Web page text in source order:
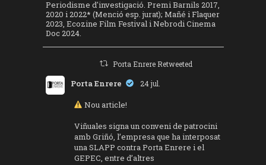
Periodisme d'investigació. Premi Barnils 2017,
2020 i 2022* (Menció esp. jurat); Mañé i Flaquer
2023, Ecozine Film Festival i Nebrodi Cinema
Doc 2024.
Porta Enrere Retweeted
Porta Enrere 24 jul.
Nou article!
Viñuales signa un conveni de patrocini
amb Griñó, l’empresa que ha interposat
una SLAPP contra Porta Enrere i el
GEPEC, entre d’altres